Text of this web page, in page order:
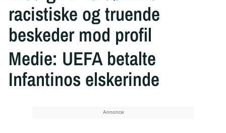
racistiske og truende
beskeder mod profil
Medie: UEFA betalte
Infantinos elskerinde